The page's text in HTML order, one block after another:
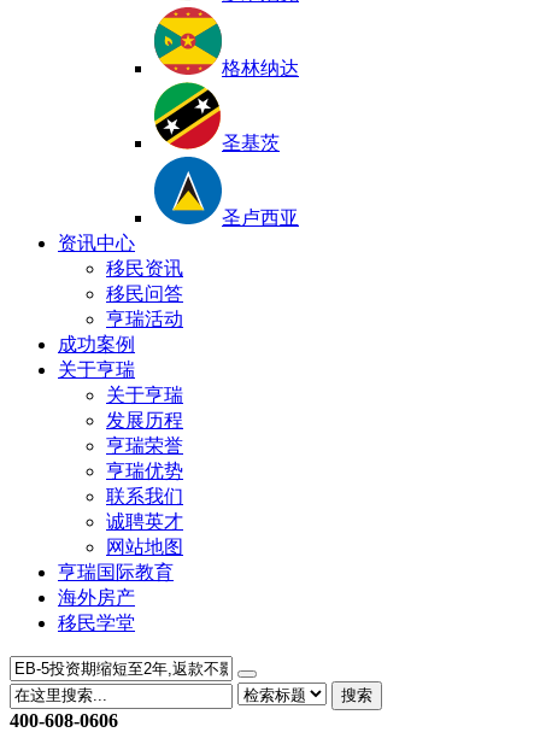
格林纳达
圣基茨
圣卢西亚
资讯中心
移民资讯
移民问答
亨瑞活动
成功案例
关于亨瑞
关于亨瑞
发展历程
亨瑞荣誉
亨瑞优势
联系我们
诚聘英才
网站地图
亨瑞国际教育
海外房产
移民学堂
搜索
400-608-0606